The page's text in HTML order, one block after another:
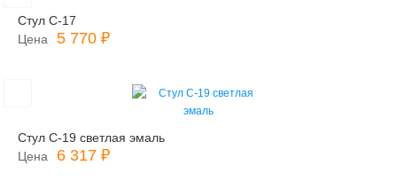
Стул С-17
Цена
5 770 ₽
Стул С-19 светлая эмаль
Цена
6 317 ₽